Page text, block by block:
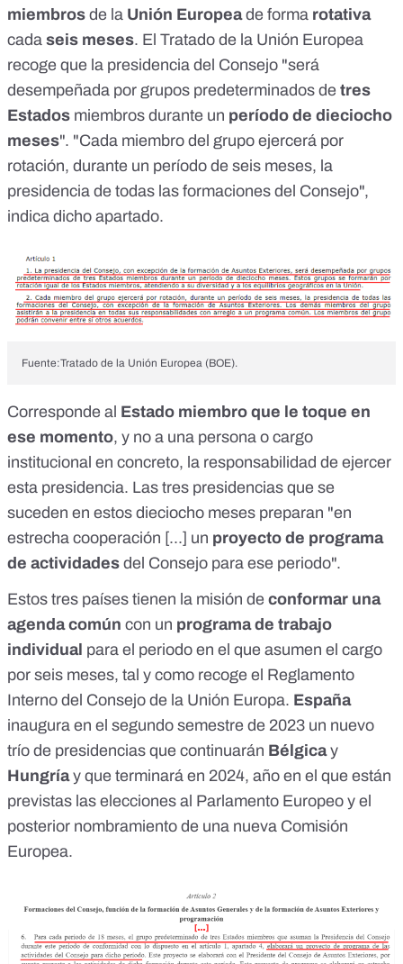
miembros de la Unión Europeade forma rotativa
cada seis meses. El Tratado de la Unión Europea
recoge que la presidencia del Consejo "será
desempeñada por grupos predeterminados de tres
Estados miembros durante un período de dieciocho
meses". "Cada miembro del grupo ejercerá por
rotación, durante un período de seis meses, la
presidencia de todas las formaciones del Consejo",
indica dicho apartado.
Fuente:Tratado de la Unión Europea (BOE).
Corresponde al Estado miembro que le toque en
ese momento, y no a una persona o cargo
institucional en concreto, la responsabilidad de ejercer
esta presidencia. Las tres presidencias que se
suceden en estos dieciocho meses preparan "en
estrecha cooperación [...] un proyecto de programa
de actividades del Consejo para ese periodo".
Estos tres países tienen la misión de conformar una
agenda común con un programa de trabajo
individual para el periodo en el que asumen el cargo
por seis meses, tal y como recoge el Reglamento
Interno del Consejo de la Unión Europa. España
inaugura en el segundo semestre de 2023 un nuevo
trío de presidencias que continuarán Bélgicay
Hungríay que terminará en 2024, año en el que están
previstas las elecciones al Parlamento Europeo y el
posterior nombramiento de una nueva Comisión
Europea.